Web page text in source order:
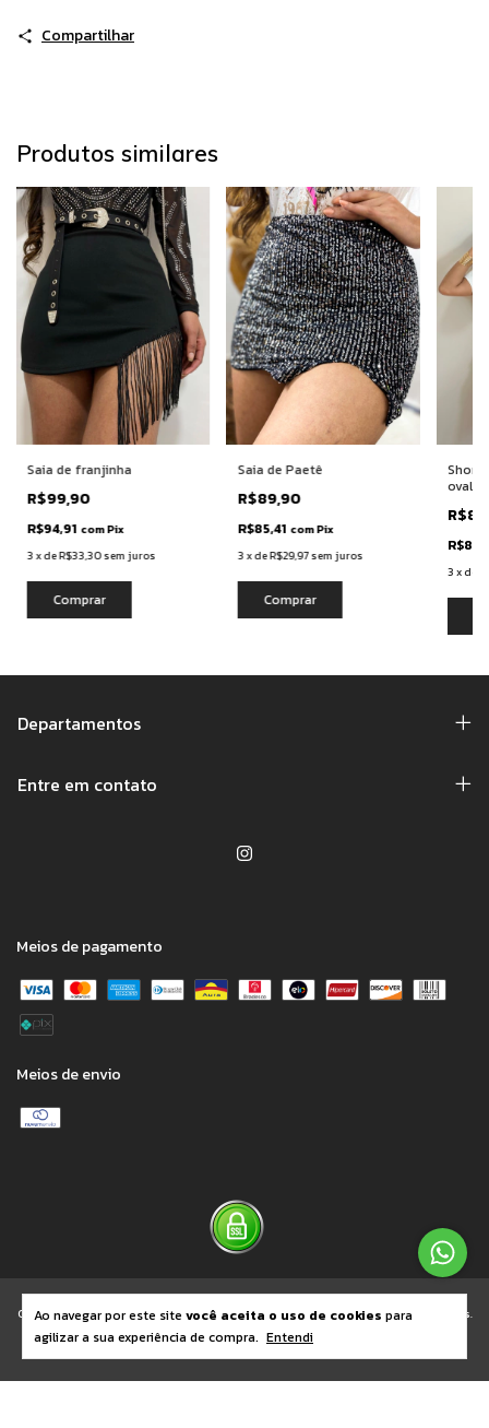
Ao navegar por este site você aceita o uso de cookies para
agilizar a sua experiência de compra. Entendi
Compartilhar
Produtos similares
Saia de franjinha
R$99,90
R$94,91 comPix
3xdeR$33,30sem juros
Comprar
Saia de Paetê
R$89,90
R$85,41 comPix
3xdeR$29,97sem juros
Comprar
Short
oval
3 xde
Departamentos
Entre em contato
Meios de pagamento
Meios de envio
Copyright Loja Espaço Fashion - 34896461000106 - 2026. Todos os direitos reservados.